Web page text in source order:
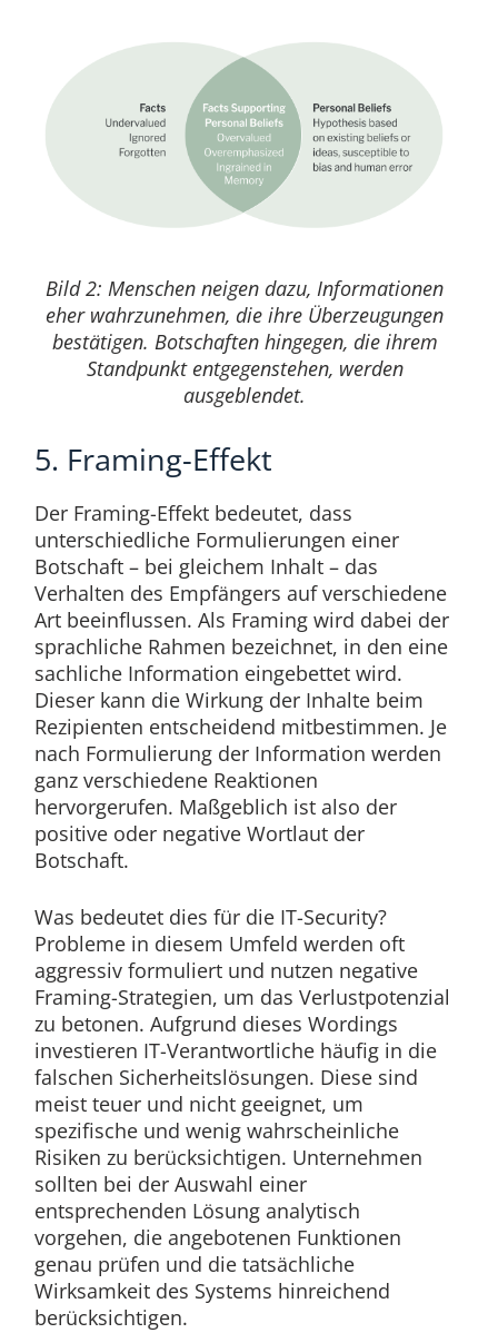
Bild 2: Menschen neigen dazu, Informationen
eher wahrzunehmen, die ihre Überzeugungen
bestätigen. Botschaften hingegen, die ihrem
Standpunkt entgegenstehen, werden
ausgeblendet.
5. Framing-Effekt
Der Framing-Effekt bedeutet, dass
unterschiedliche Formulierungen einer
Botschaft – bei gleichem Inhalt – das
Verhalten des Empfängers auf verschiedene
Art beeinflussen. Als Framing wird dabei der
sprachliche Rahmen bezeichnet, in den eine
sachliche Information eingebettet wird.
Dieser kann die Wirkung der Inhalte beim
Rezipienten entscheidend mitbestimmen. Je
nach Formulierung der Information werden
ganz verschiedene Reaktionen
hervorgerufen. Maßgeblich ist also der
positive oder negative Wortlaut der
Botschaft.
Was bedeutet dies für die IT-Security?
Probleme in diesem Umfeld werden oft
aggressiv formuliert und nutzen negative
Framing-Strategien, um das Verlustpotenzial
zu betonen. Aufgrund dieses Wordings
investieren IT-Verantwortliche häufig in die
falschen Sicherheitslösungen. Diese sind
meist teuer und nicht geeignet, um
spezifische und wenig wahrscheinliche
Risiken zu berücksichtigen. Unternehmen
sollten bei der Auswahl einer
entsprechenden Lösung analytisch
vorgehen, die angebotenen Funktionen
genau prüfen und die tatsächliche
Wirksamkeit des Systems hinreichend
berücksichtigen.